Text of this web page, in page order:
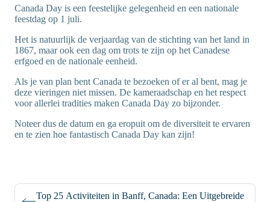
Canada Day is een feestelijke gelegenheid en een nationale
feestdag op 1 juli.
Het is natuurlijk de verjaardag van de stichting van het land in
1867, maar ook een dag om trots te zijn op het Canadese
erfgoed en de nationale eenheid.
Als je van plan bent Canada te bezoeken of er al bent, mag je
deze vieringen niet missen. De kameraadschap en het respect
voor allerlei tradities maken Canada Day zo bijzonder.
Noteer dus de datum en ga eropuit om de diversiteit te ervaren
en te zien hoe fantastisch Canada Day kan zijn!
Top 25 Activiteiten in Banff, Canada: Een Uitgebreide